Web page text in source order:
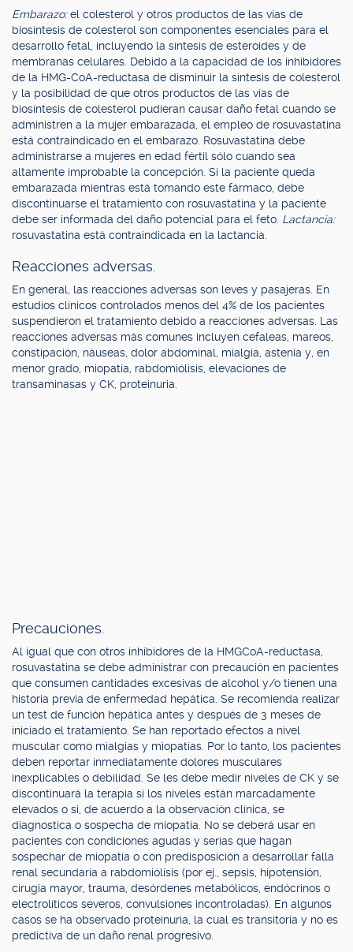
Embarazo:el colesterol y otros productos de las vías de
biosíntesis de colesterol son componentes esenciales para el
desarrollo fetal, incluyendo la síntesis de esteroides y de
membranas celulares. Debido a la capacidad de los inhibidores
de la HMG-CoA-reductasa de disminuir la síntesis de colesterol
y la posibilidad de que otros productos de las vías de
biosíntesis de colesterol pudieran causar daño fetal cuando se
administren a la mujer embarazada, el empleo de rosuvastatina
está contraindicado en el embarazo. Rosuvastatina debe
administrarse a mujeres en edad fértil sólo cuando sea
altamente improbable la concepción. Si la paciente queda
embarazada mientras está tomando este fármaco, debe
discontinuarse el tratamiento con rosuvastatina y la paciente
debe ser informada del daño potencial para el feto. Lactancia:
rosuvastatina está contraindicada en la lactancia.
Reacciones adversas.
En general, las reacciones adversas son leves y pasajeras. En
estudios clínicos controlados menos del 4% de los pacientes
suspendieron el tratamiento debido a reacciones adversas. Las
reacciones adversas más comunes incluyen cefaleas, mareos,
constipación, náuseas, dolor abdominal, mialgia, astenia y, en
menor grado, miopatía, rabdomiólisis, elevaciones de
transaminasas y CK, proteinuria.
Precauciones.
Al igual que con otros inhibidores de la HMGCoA-reductasa,
rosuvastatina se debe administrar con precaución en pacientes
que consumen cantidades excesivas de alcohol y/o tienen una
historia previa de enfermedad hepática. Se recomienda realizar
un test de función hepática antes y después de 3 meses de
iniciado el tratamiento. Se han reportado efectos a nivel
muscular como mialgias y miopatías. Por lo tanto, los pacientes
deben reportar inmediatamente dolores musculares
inexplicables o debilidad. Se les debe medir niveles de CK y se
discontinuará la terapia si los niveles están marcadamente
elevados o si, de acuerdo a la observación clínica, se
diagnostica o sospecha de miopatía. No se deberá usar en
pacientes con condiciones agudas y serias que hagan
sospechar de miopatía o con predisposición a desarrollar falla
renal secundaria a rabdomiólisis (por ej., sepsis, hipotensión,
cirugía mayor, trauma, desórdenes metabólicos, endócrinos o
electrolíticos severos, convulsiones incontroladas). En algunos
casos se ha observado proteinuria, la cual es transitoria y no es
predictiva de un daño renal progresivo.